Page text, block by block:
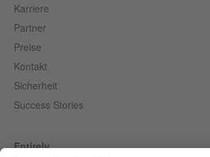
Karriere
Partner
Preise
Kontakt
Sicherheit
Success Stories
Entirely